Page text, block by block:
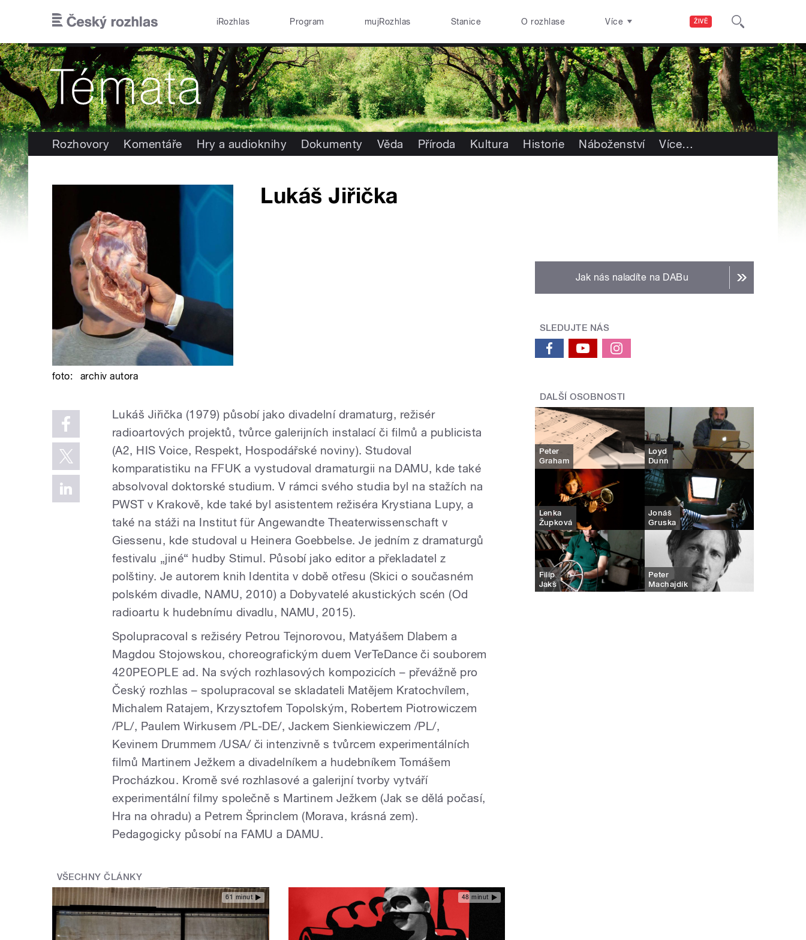
ŽIVĚ
iRozhlas Program mujRozhlas Stanice O rozhlase Více
Rozhovory Komentáře Hry a audioknihy Dokumenty Věda Příroda Kultura Historie Náboženství Více…
Lukáš Jiřička
foto: archiv autora
Lukáš Jiřička (1979) působí jako divadelní dramaturg, režisér
radioartových projektů, tvůrce galerijních instalací či filmů a publicista
(A2, HIS Voice, Respekt, Hospodářské noviny). Studoval
komparatistiku na FFUK a vystudoval dramaturgii na DAMU, kde také
absolvoval doktorské studium. V rámci svého studia byl na stažích na
PWST v Krakově, kde také byl asistentem režiséra Krystiana Lupy, a
také na stáži na Institut für Angewandte Theaterwissenschaft v
Giessenu, kde studoval u Heinera Goebbelse. Je jedním z dramaturgů
festivalu „jiné“ hudby Stimul. Působí jako editor a překladatel z
polštiny. Je autorem knih Identita v době otřesu (Skici o současném
polském divadle, NAMU, 2010) a Dobyvatelé akustických scén (Od
radioartu k hudebnímu divadlu, NAMU, 2015).
Spolupracoval s režiséry Petrou Tejnorovou, Matyášem Dlabem a
Magdou Stojowskou, choreografickým duem VerTeDance či souborem
420PEOPLE ad. Na svých rozhlasových kompozicích – převážně pro
Český rozhlas – spolupracoval se skladateli Matějem Kratochvílem,
Michalem Ratajem, Krzysztofem Topolským, Robertem Piotrowiczem
/PL/, Paulem Wirkusem /PL-DE/, Jackem Sienkiewiczem /PL/,
Kevinem Drummem /USA/ či intenzivně s tvůrcem experimentálních
filmů Martinem Ježkem a divadelníkem a hudebníkem Tomášem
Procházkou. Kromě své rozhlasové a galerijní tvorby vytváří
experimentální filmy společně s Martinem Ježkem (Jak se dělá počasí,
Hra na ohradu) a Petrem Šprinclem (Morava, krásná zem).
Pedagogicky působí na FAMU a DAMU.
VŠECHNY ČLÁNKY
61 minut 48 minut
Jak nás naladíte na DABu
SLEDUJTE NÁS
DALŠÍ OSOBNOSTI
Peter
Graham
Loyd
Dunn
Lenka
Župková
Jonáš
Gruska
Filip
Jakš
Peter
Machajdík